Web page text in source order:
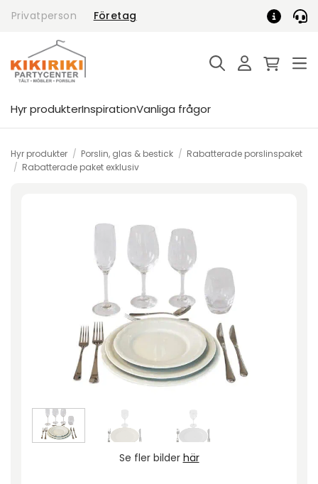
Privatperson Företag
Hyr produkterInspirationVanliga frågor
Hyr produkter / Porslin, glas & bestick / Rabatterade porslinspaket
/ Rabatterade paket exklusiv
Se fler bilder här